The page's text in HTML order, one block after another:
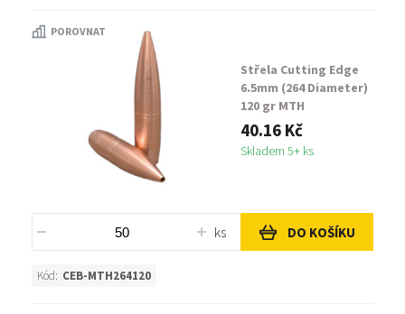
POROVNAT
Střela Cutting Edge
6.5mm (264 Diameter)
120 gr MTH
40.16 Kč
Skladem 5+ ks
ks DO KOŠÍKU
Kód: CEB-MTH264120